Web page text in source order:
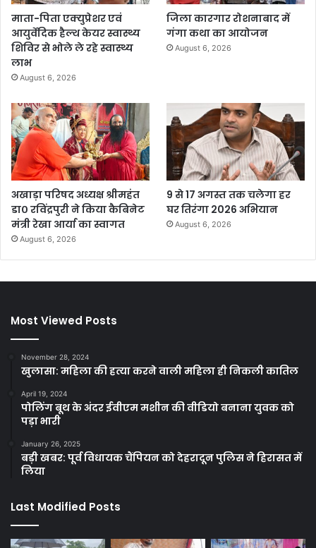
माता-पिता एक्युप्रेशर एवं
आयुर्वेदिक हैल्थ केयर स्वास्थ्य
शिविर से भोले ले रहे स्वास्थ्य
लाभ
August 6, 2026
जिला कारगार रोशनाबाद में
गंगा कथा का आयोजन
August 6, 2026
अखाड़ा परिषद अध्यक्ष श्रीमहंत
डा० रविंद्रपुरी ने किया कैबिनेट
मंत्री रेखा आर्या का स्वागत
August 6, 2026
9 से 17 अगस्त तक चलेगा हर
घर तिरंगा 2026 अभियान
August 6, 2026
Most Viewed Posts
November 28, 2024
खुलासा: महिला की हत्या करने वाली महिला ही निकली कातिल
April 19, 2024
पोलिंग बूथ के अंदर ईवीएम मशीन की वीडियो बनाना युवक को
पड़ा भारी
January 26, 2025
बड़ी खबर: पूर्व विधायक चैंपियन को देहरादून पुलिस ने हिरासत में
लिया
Last Modified Posts